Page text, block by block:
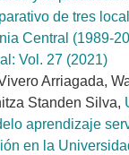
de tres
Central (1989-
Vol. 27 (2021)
Arriagada,
Standen Silva,
aprendizaje
en la